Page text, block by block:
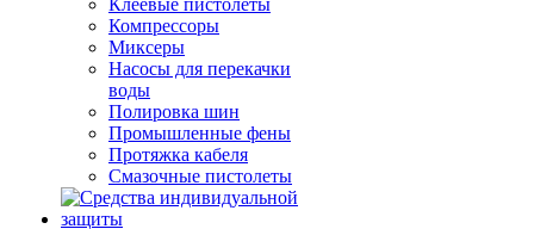
Клеевые пистолеты
Компрессоры
Миксеры
Насосы для перекачки
воды
Полировка шин
Промышленные фены
Протяжка кабеля
Смазочные пистолеты